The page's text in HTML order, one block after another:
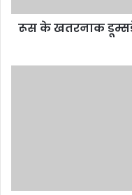
रूस के खतरनाक डूम्सडे